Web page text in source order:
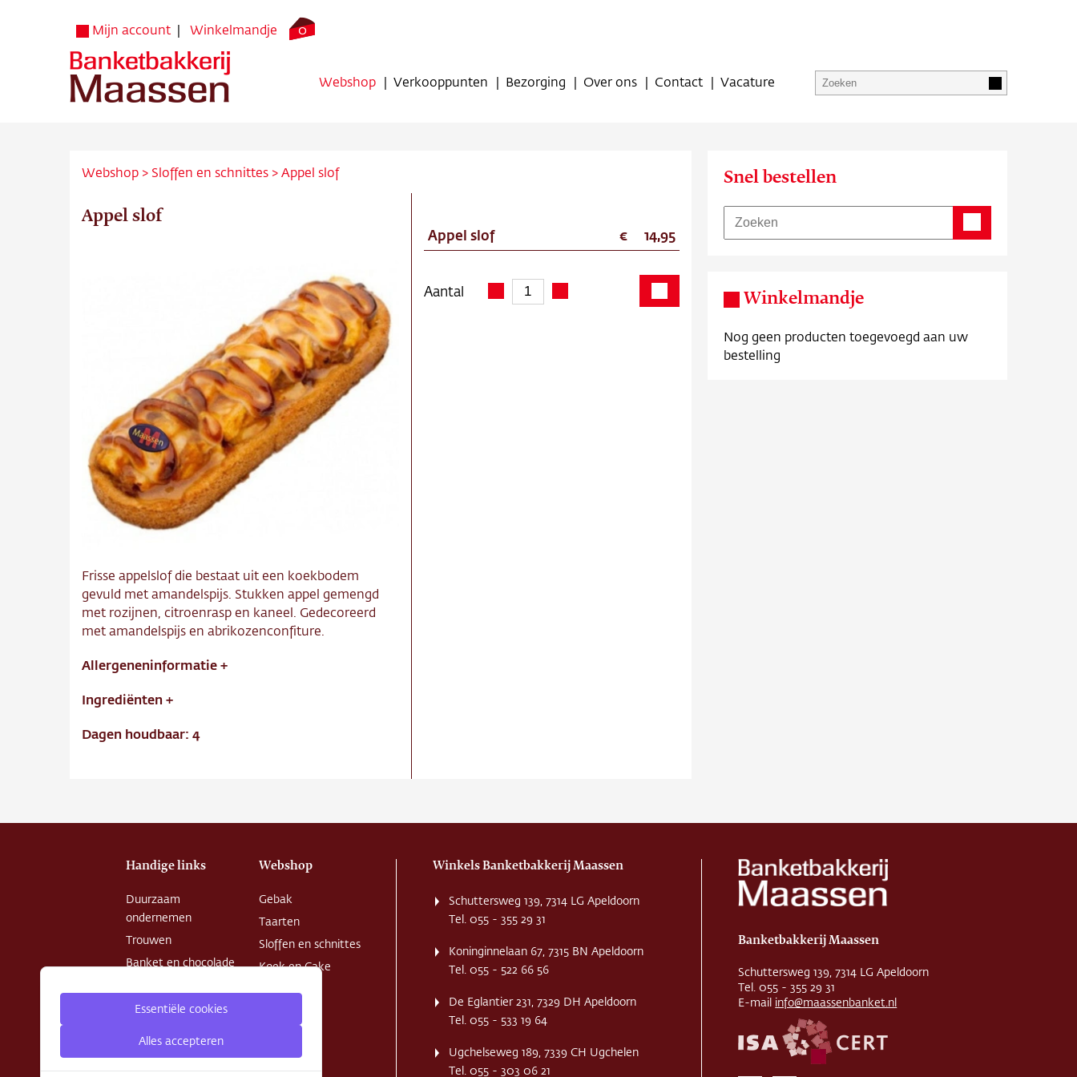
Mijn account Winkelmandje 0
Webshop Verkooppunten Bezorging Over ons Contact Vacature
Verkooppunten
Bezorging
Over ons
Contact
Webshop > Sloffen en schnittes >Appel slof
Appel slof
Frisse appelslof die bestaat uit een koekbodem
gevuld met amandelspijs. Stukken appel gemengd
met rozijnen, citroenrasp en kaneel. Gedecoreerd
met amandelspijs en abrikozenconfiture.
Allergeneninformatie+
Ingrediënten +
Dagen houdbaar: 4
Appel slof 14,95
Aantal
Snel bestellen
Winkelmandje
Nog geen producten toegevoegd aan uw
bestelling
Handige links
Duurzaam
ondernemen
Trouwen
Banket en chocolade
Patisserie College
voorwaarden
Webshop
Gebak
Taarten
Sloffen en schnittes
Koek en Cake
Winkels Banketbakkerij Maassen
Schuttersweg 139, 7314 LG Apeldoorn
Tel. 055 - 355 29 31
Koninginnelaan 67, 7315 BN Apeldoorn
Tel. 055 - 522 66 56
De Eglantier 231, 7329 DH Apeldoorn
Tel. 055 - 533 19 64
Ugchelseweg 189, 7339 CH Ugchelen
Tel. 055 - 303 06 21
Banketbakkerij Maassen
Schuttersweg 139, 7314 LG Apeldoorn
Tel. 055 - 355 29 31
E-mail info@maassenbanket.nl
Essentiële cookies
Alles accepteren